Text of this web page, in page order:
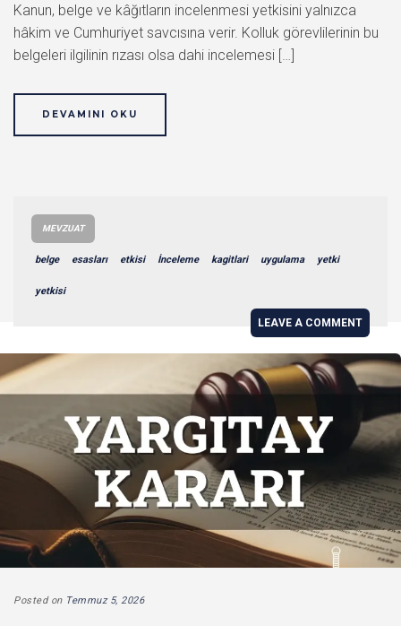
Kanun, belge ve kâğıtların incelenmesi yetkisini yalnızca
hâkim ve Cumhuriyet savcısına verir. Kolluk görevlilerinin bu
belgeleri ilgilinin rızası olsa dahi incelemesi […]
DEVAMINI OKU
MEVZUAT
belge esasları etkisi İnceleme kagitlari uygulama yetki
yetkisi
LEAVE A COMMENT
Posted on Temmuz 5, 2026